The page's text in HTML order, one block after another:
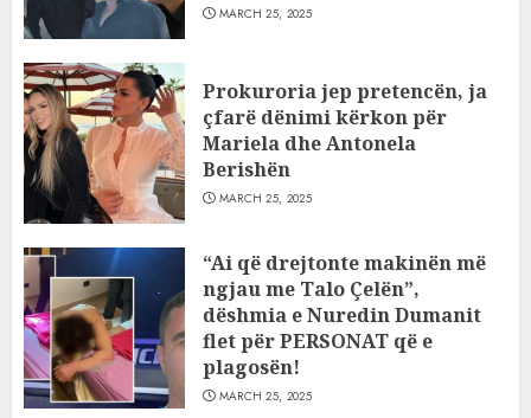
MARCH 25, 2025
Prokuroria jep pretencën, ja
çfarë dënimi kërkon për
Mariela dhe Antonela
Berishën
MARCH 25, 2025
“Ai që drejtonte makinën më
ngjau me Talo Çelën”,
dëshmia e Nuredin Dumanit
flet për PERSONAT që e
plagosën!
MARCH 25, 2025